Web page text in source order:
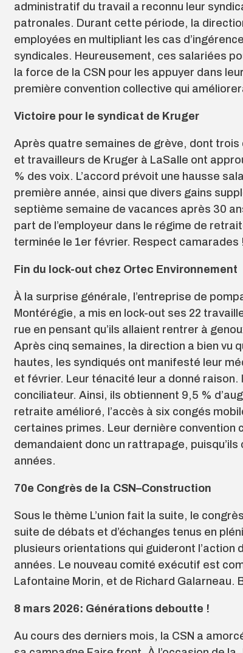
administratif du travail a reconnu leur
patronales. Durant cette période, la
employées en multipliant les cas
syndicales. Heureusement, ces salariées
la force de la CSN pour les appuyer dans
première convention collective qui
Victoire pour le syndicat de Kruger
Après quatre semaines de grève, dont
et travailleurs de Kruger à LaSalle ont
% des voix. L’accord prévoit une hausse
première année, ainsi que divers gains
septième semaine de vacances après 30
part de l’employeur dans le régime de
terminée le 1er février. Respect camarades !
Fin du lock-out chez Ortec Environnement
À la surprise générale, l’entreprise de
Montérégie, a mis en lock-out ses 22
rue en pensant qu’ils allaient rentrer à
Après cinq semaines, la direction a bien vu
hautes, les syndiqués ont manifesté leur
et février. Leur ténacité leur a donné
conciliateur. Ainsi, ils obtiennent 9,5 %
retraite amélioré, l’accès à six congés
certaines primes. Leur dernière convention
demandaient donc un rattrapage,
années.
70e Congrès de la CSN–Construction
Sous le thème L’union fait la suite, le
suite de débats et d’échanges tenus en
plusieurs orientations qui guideront l’action
années. Le nouveau comité exécutif est
Lafontaine Morin, et de Richard Galarneau.
8 mars 2026: Générations deboutte !
Au cours des derniers mois, la CSN a